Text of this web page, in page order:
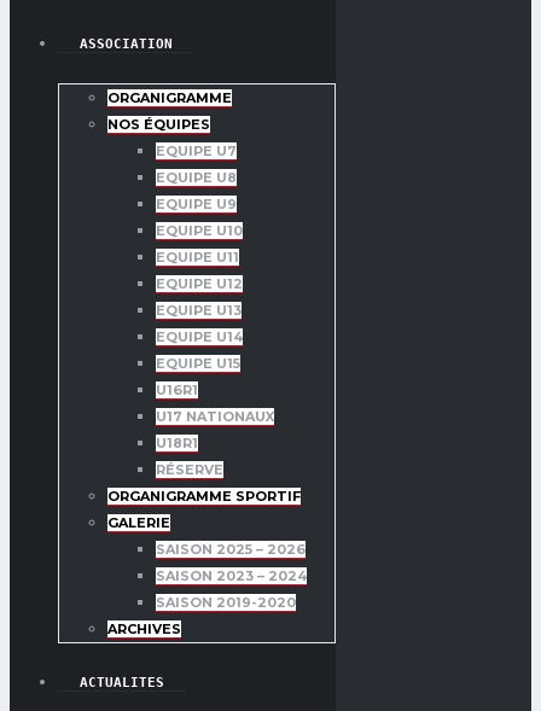
ASSOCIATION
ORGANIGRAMME
NOS ÉQUIPES
EQUIPE U7
EQUIPE U8
EQUIPE U9
EQUIPE U10
EQUIPE U11
EQUIPE U12
EQUIPE U13
EQUIPE U14
EQUIPE U15
U16R1
U17 NATIONAUX
U18R1
RÉSERVE
ORGANIGRAMME SPORTIF
GALERIE
SAISON 2025 – 2026
SAISON 2023 – 2024
SAISON 2019-2020
ARCHIVES
ACTUALITES